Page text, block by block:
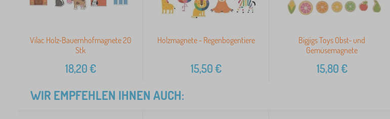
Vilac Holz-Bauernhofmagnete 20
Stk
18,20€
Holzmagnete - Regenbogentiere
15,50€
Bigjigs Toys Obst- und
Gemüsemagnete
15,80€
WIR EMPFEHLEN IHNEN AUCH: